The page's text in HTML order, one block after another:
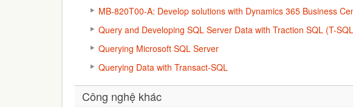
MB-820T00-A: Develop solutions with Dynamics 365 Business
Query and Developing SQL Server Data with Traction SQL (T-
Querying Microsoft SQL Server
Querying Data with Transact-SQL
Công nghệ khác